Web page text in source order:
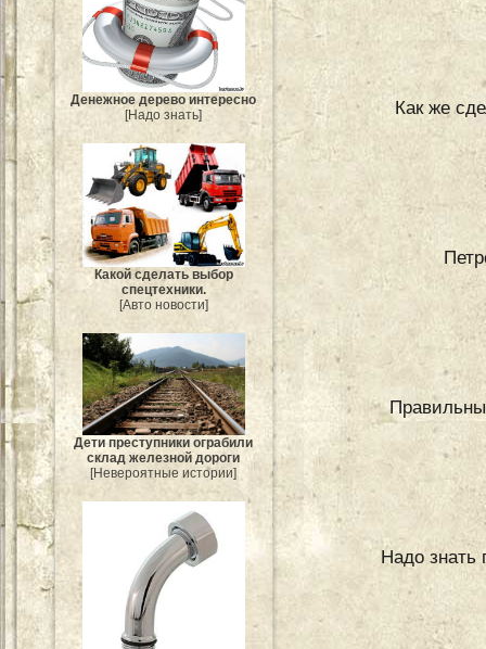
Денежное дерево интересно
[Надо знать]
Какой сделать выбор
спецтехники.
[Авто новости]
Дети преступники ограбили
склад железной дороги
[Невероятные истории]
Как же
Надо знать